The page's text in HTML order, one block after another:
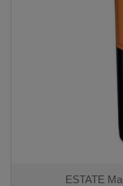
ESTATE